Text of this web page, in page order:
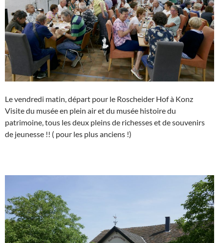
Le vendredi matin, départ pour le Roscheider Hof à Konz
Visite du musée en plein air et du musée histoire du
patrimoine, tous les deux pleins de richesses et de souvenirs
de jeunesse !! ( pour les plus anciens !)